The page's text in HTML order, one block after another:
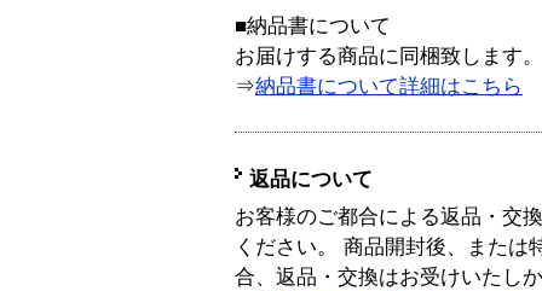
■納品書について
お届けする商品に同梱致します。
⇒納品書について詳細はこちら
返品について
お客様のご都合による返品・交
ください。 商品開封後、または
合、返品・交換はお受けいたし